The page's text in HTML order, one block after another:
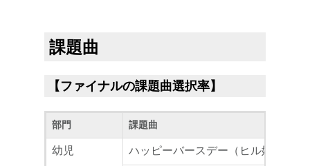
課題曲
【ファイナルの課題曲選択率】
部門 課題曲
幼児
ハッピーバースデー（ヒル姉妹＝遠